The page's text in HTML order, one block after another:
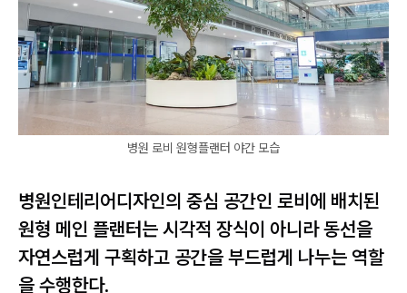
병원 로비 원형플랜터 야간 모습
병원인테리어디자인의 중심 공간인 로비에 배치된
원형 메인 플랜터는 시각적 장식이 아니라 동선을
자연스럽게 구획하고 공간을 부드럽게 나누는 역할
을 수행한다.